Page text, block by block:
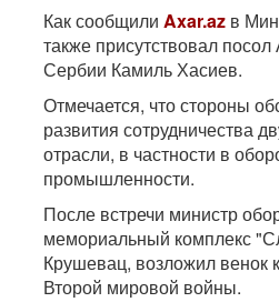
Как сообщили Axar.az в
также присутствовал
Сербии Камиль Хасиев.
Отмечается, что стороны
развития сотрудничества
отрасли, в частности в
промышленности.
После встречи министр
мемориальный комплекс
Крушевац, возложил венок
Второй мировой войны.